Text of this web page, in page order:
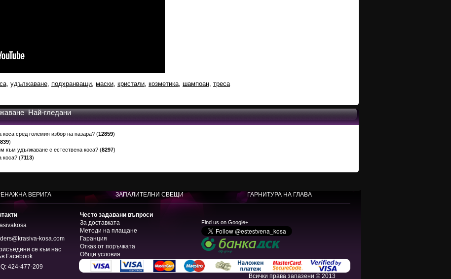
, удължаване, подхранващи, маски, кристали, козметика, шампоан, треса
Най-гледани
коса сред големия избор на пазара? (12859)
)
към удължаване с естествена коса? (8297)
коса? (7113)
ВЕРИГА ЗАПАЛИТЕЛНИ СВЕЩИ ГАРНИТУРА НА ГЛАВА
kosa.com
се към нас
Facebook
424-477-209
Често задавани въпроси
За доставката
Методи на плащане
Гаранция
Отказ от поръчката
Общи условия
Find us on Google+
Всички права запазени © 2013